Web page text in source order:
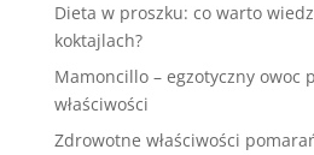
Dieta w proszku: co warto
koktajlach?
Mamoncillo – egzotyczny owoc
właściwości
Zdrowotne właściwości